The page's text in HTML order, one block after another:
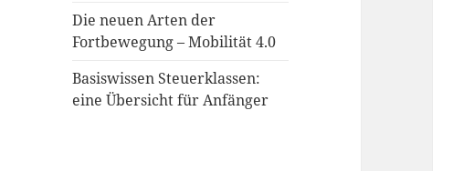
Die neuen Arten der
Fortbewegung – Mobilität 4.0
Basiswissen Steuerklassen:
eine Übersicht für Anfänger